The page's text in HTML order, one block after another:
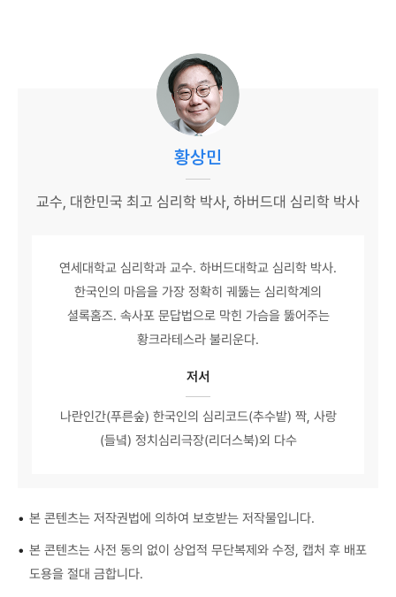
황상민
교수, 대한민국 최고 심리학 박사, 하버드대 심리학 박사
연세대학교 심리학과 교수. 하버드대학교 심리학 박사.
한국인의 마음을 가장 정확히 궤뚫는 심리학계의
셜록홈즈. 속사포 문답법으로 막힌 가슴을 뚫어주는
황크라테스라 불리운다.
저서
나란인간(푸른숲) 한국인의 심리코드(추수밭) 짝, 사랑
(들녘) 정치심리극장(리더스북)외 다수
• 본 콘텐츠는 저작권법에 의하여 보호받는 저작물입니다.
• 본 콘텐츠는 사전 동의 없이 상업적 무단복제와 수정, 캡처 후 배포
도용을 절대 금합니다.